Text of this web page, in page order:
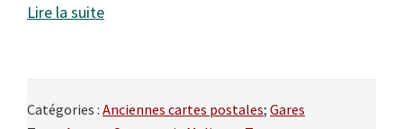
Lire la suite
Catégories : Anciennes cartes postales; Gares